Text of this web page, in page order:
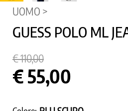
UOMO >
GUESS POLO ML
€ 110,00
€ 55,00